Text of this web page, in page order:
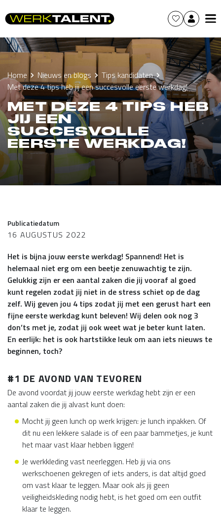
Home Nieuws en blogs
Tips kandidaten
Met deze 4 tips heb jij een succesvolle eerste werkdag!
MET DEZE 4 TIPS HEB
JIJ EEN
SUCCESVOLLE
EERSTE WERKDAG!
Publicatiedatum
16 AUGUSTUS 2022
Het is bijna jouw eerste werkdag! Spannend! Het is
helemaal niet erg om een beetje zenuwachtig te zijn.
Gelukkig zijn er een aantal zaken die jij vooraf al goed
kunt regelen zodat jij niet in de stress schiet op de dag
zelf. Wij geven jou 4 tips zodat jij met een gerust hart een
fijne eerste werkdag kunt beleven! Wij delen ook nog 3
don’ts met je, zodat jij ook weet wat je beter kunt laten.
En eerlijk: het is ook hartstikke leuk om aan iets nieuws te
beginnen, toch?
#1 DE AVOND VAN TEVOREN
De avond voordat jij jouw eerste werkdag hebt zijn er een
aantal zaken die jij alvast kunt doen:
Mocht jij geen lunch op werk krijgen: je lunch inpakken. Of
dit nu een lekkere salade is of een paar bammetjes, je kunt
het maar vast klaar hebben liggen!
Je werkkleding vast neerleggen. Heb jij via ons
werkschoenen gekregen of iets anders, is dat altijd goed
om vast klaar te leggen. Maar ook als jij geen
veiligheidskleding nodig hebt, is het goed om een outfit
klaar te leggen.